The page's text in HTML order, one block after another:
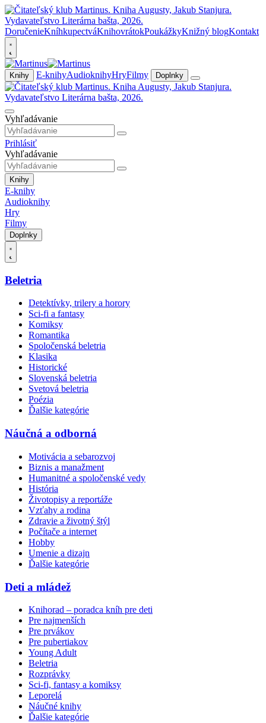
DoručenieKníhkupectváKnihovrátokPoukážkyKnižný blogKontakt
Knihy E-knihyAudioknihyHryFilmy Doplnky
Vyhľadávanie
Prihlásiť
Vyhľadávanie
Knihy
E-knihy
Audioknihy
Hry
Filmy
Doplnky
Beletria
Detektívky, trilery a horory
Sci-fi a fantasy
Komiksy
Romantika
Spoločenská beletria
Klasika
Historické
Slovenská beletria
Svetová beletria
Poézia
Ďalšie kategórie
Náučná a odborná
Motivácia a sebarozvoj
Biznis a manažment
Humanitné a spoločenské vedy
História
Životopisy a reportáže
Vzťahy a rodina
Zdravie a životný štýl
Počítače a internet
Hobby
Umenie a dizajn
Ďalšie kategórie
Deti a mládež
Knihorad – poradca kníh pre deti
Pre najmenších
Pre prvákov
Pre pubertiakov
Young Adult
Beletria
Rozprávky
Sci-fi, fantasy a komiksy
Leporelá
Náučné knihy
Ďalšie kategórie